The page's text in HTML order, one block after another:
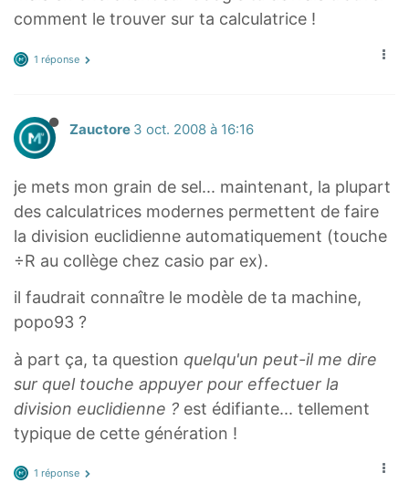
comment le trouver sur ta calculatrice !
1 réponse
Zauctore 3 oct. 2008 à 16:16
je mets mon grain de sel... maintenant, la plupart
des calculatrices modernes permettent de faire
la division euclidienne automatiquement (touche
÷R au collège chez casio par ex).
il faudrait connaître le modèle de ta machine,
popo93 ?
à part ça, ta question quelqu'un peut-il me dire
sur quel touche appuyer pour effectuer la
division euclidienne ? est édifiante... tellement
typique de cette génération !
1 réponse